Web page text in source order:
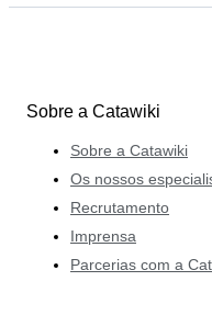
Sobre a Catawiki
Sobre a Catawiki
Os nossos
Recrutamento
Imprensa
Parcerias com a